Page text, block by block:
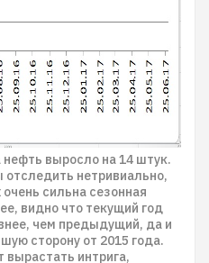
выросло на 14 штук.
нетривиально,
сильна сезонная
видно что текущий год
чем предыдущий, да и
сторону от 2015 года.
вырастать интрига,